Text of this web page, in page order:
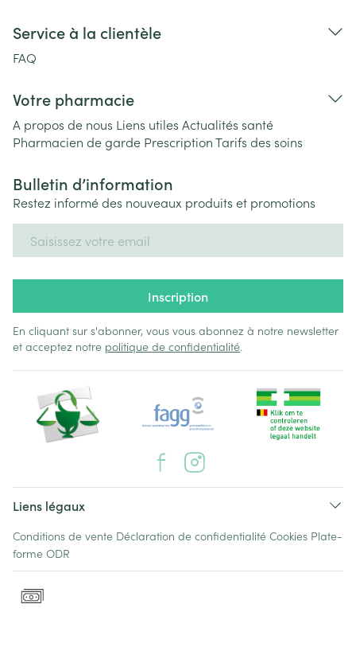
Service à la clientèle
FAQ
Votre pharmacie
A propos de nous Liens utiles Actualités santé
Pharmacien de garde PrescriptionTarifs des soins
Bulletin d’information
Restez informé des nouveaux produits et promotions
Inscription
En cliquant sur s'abonner, vous vous abonnez à notre newsletter
et acceptez notre politique de confidentialité.
Liens légaux
Conditions de vente Déclaration de confidentialité Cookies Plate-
forme ODR